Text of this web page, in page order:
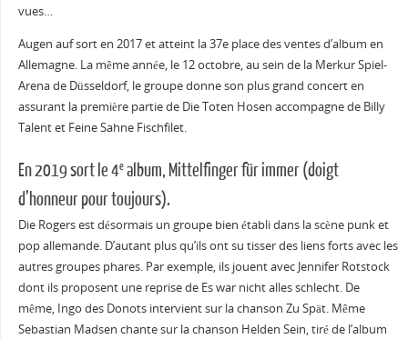
vues…
Augen auf sort en 2017 et atteint la 37e place des ventes d’album en
Allemagne. La même année, le 12 octobre, au sein de la Merkur Spiel-
Arena de Düsseldorf, le groupe donne son plus grand concert en
assurant la première partie de Die Toten Hosen accompagne de Billy
Talent et Feine Sahne Fischfilet.
En 2019 sort le 4ealbum, Mittelfinger für immer (doigt
d’honneur pour toujours).
Die Rogers est désormais un groupe bien établi dans la scène punk et
pop allemande. D’autant plus qu’ils ont su tisser des liens forts avec les
autres groupes phares. Par exemple, ils jouent avec Jennifer Rotstock
dont ils proposent une reprise de Es war nicht alles schlecht. De
même, Ingo des Donots intervient sur la chanson Zu Spät. Même
Sebastian Madsen chante sur la chanson Helden Sein, tiré de l’album